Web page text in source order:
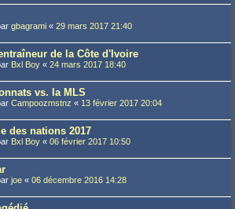
gbagrami « 29 mars 2017 21:40
de la Côte d'Ivoire
Bxl Boy « 24 mars 2017 18:40
vs. la MLS
Campoozmstnz « 13 février 2017 20:04
des nations 2017
Bxl Boy « 06 février 2017 10:50
joe « 06 décembre 2016 14:28